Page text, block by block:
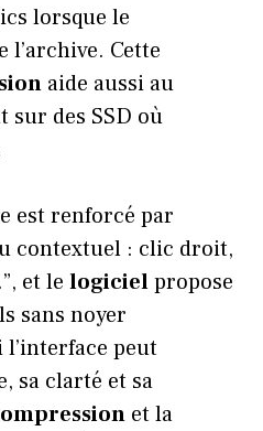
lorsque le
Cette
aide aussi au
sur des SSD où
est renforcé par
contextuel : clic droit,
et le logicielpropose
sans noyer
peut
sa clarté et sa
et la